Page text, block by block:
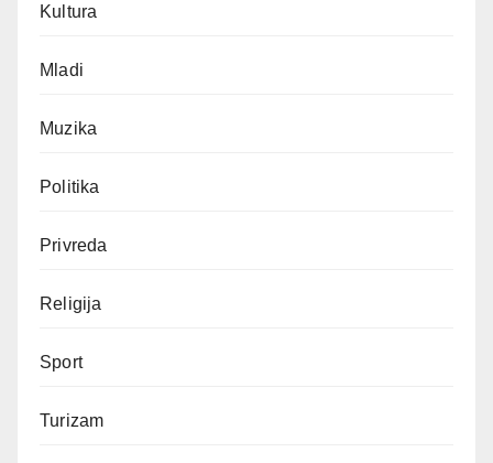
Kultura
Mladi
Muzika
Politika
Privreda
Religija
Sport
Turizam